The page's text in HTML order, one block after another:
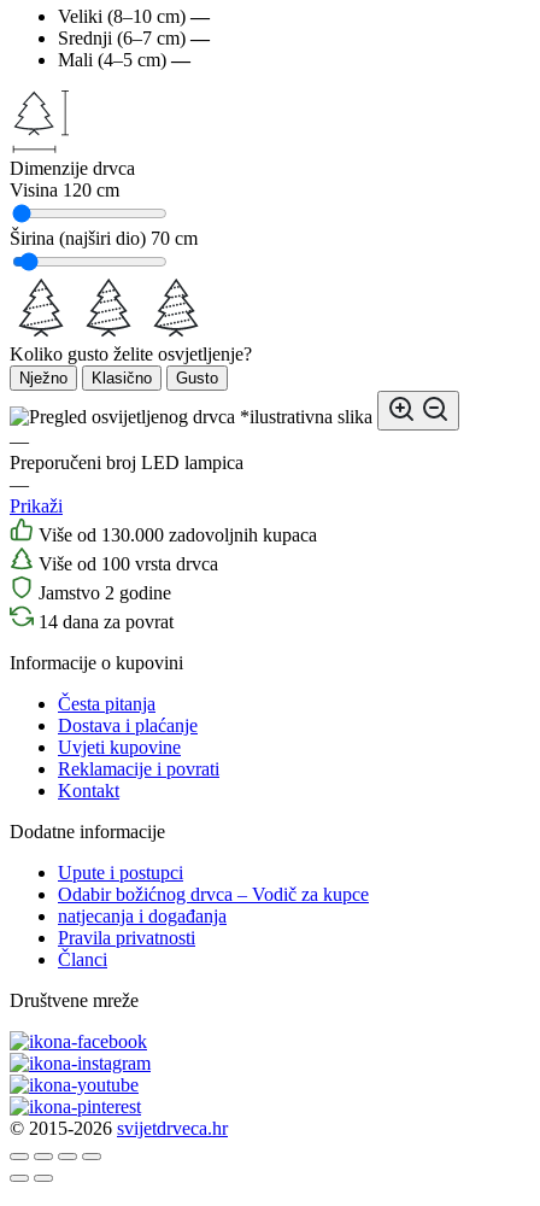
Veliki (8–10 cm) —
Srednji (6–7 cm) —
Mali (4–5 cm) —
Dimenzije drvca
Visina 120 cm
Širina (najširi dio) 70 cm
Koliko gusto želite osvjetljenje?
Nježno Klasično Gusto
*ilustrativna slika
—
Preporučeni broj LED lampica
—
Prikaži
Više od 130.000 zadovoljnih kupaca
Više od 100 vrsta drvca
Jamstvo 2 godine
14 dana za povrat
Informacije o kupovini
Česta pitanja
Dostava i plaćanje
Uvjeti kupovine
Reklamacije i povrati
Kontakt
Dodatne informacije
Upute i postupci
Odabir božićnog drvca – Vodič za kupce
natjecanja i događanja
Pravila privatnosti
Članci
Društvene mreže
© 2015-2026 svijetdrveca.hr